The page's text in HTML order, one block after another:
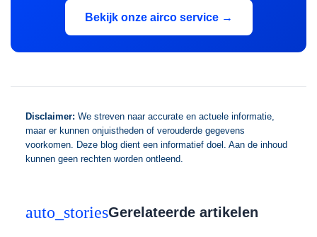
Bekijk onze airco service →
Disclaimer: We streven naar accurate en actuele informatie,
maar er kunnen onjuistheden of verouderde gegevens
voorkomen. Deze blog dient een informatief doel. Aan de inhoud
kunnen geen rechten worden ontleend.
auto_storiesGerelateerde artikelen